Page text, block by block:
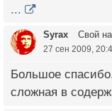
...
Syrax Свой
27 сен 2009,
Большое
сложная в